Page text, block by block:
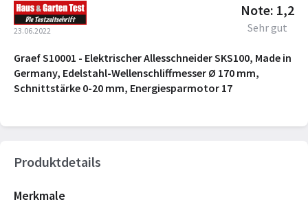
23.06.2022
Note: 1,2
Sehr gut
Graef S10001 - Elektrischer Allesschneider SKS100, Made in
Germany, Edelstahl-Wellenschliffmesser Ø 170 mm,
Schnittstärke 0-20 mm, Energiesparmotor 17
Produktdetails
Merkmale